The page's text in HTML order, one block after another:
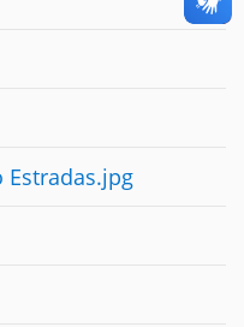
Estradas.jpg